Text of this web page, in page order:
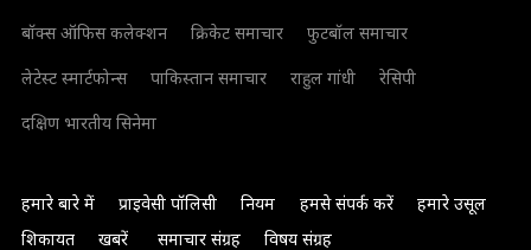
बॉक्स ऑफिस कलेक्शन
क्रिकेट समाचार
फुटबॉल समाचार
लेटेस्ट स्मार्टफोन्स
पाकिस्तान समाचार राहुल गांधी
रेसिपी
दक्षिण भारतीय सिनेमा
हमारे बारे में प्राइवेसी पॉलिसी नियम हमसे संपर्क करें
हमारे उसूल
शिकायत
खबरें समाचार संग्रह विषय संग्रह